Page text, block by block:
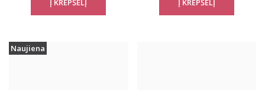
Naujiena